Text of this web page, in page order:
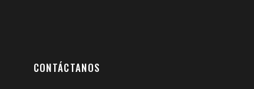
CONTÁCTANOS